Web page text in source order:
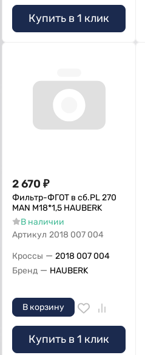
Купить в 1 клик
2 670 ₽
Фильтр-ФГОТ в сб.PL 270
MAN М18*1,5 HAUBERK
В наличии
Артикул 2018 007 004
Кроссы — 2018 007 004
Бренд — HAUBERK
В корзину
Купить в 1 клик